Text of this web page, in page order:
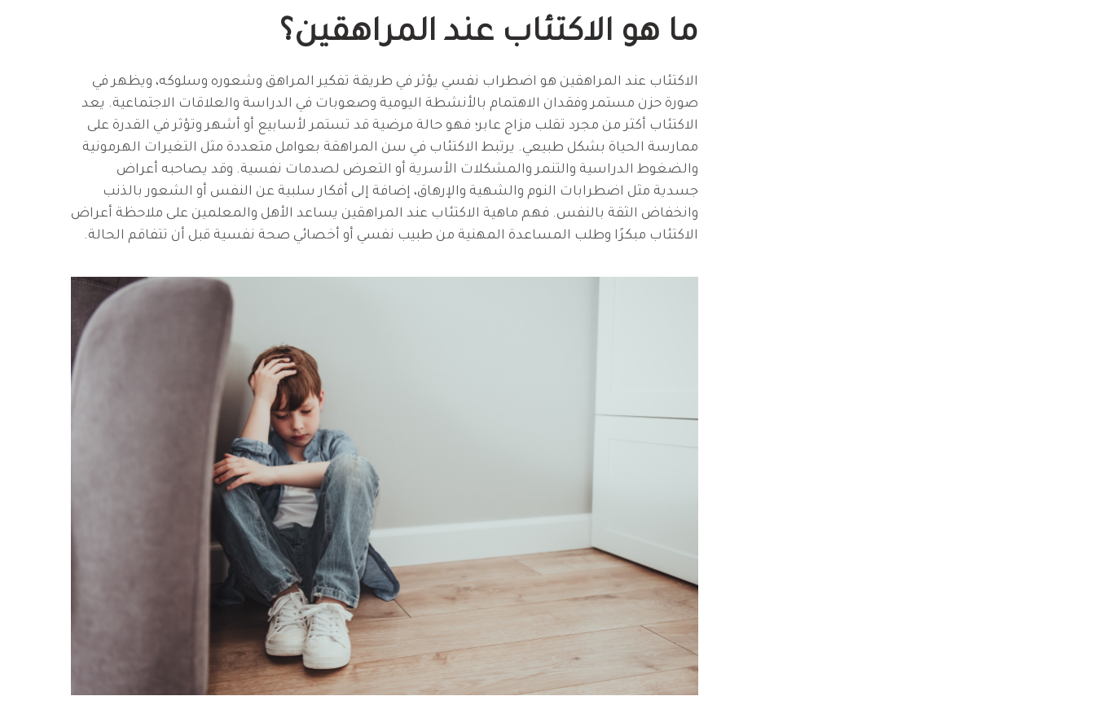
ما هو الاكتئاب عند المراهقين؟
الاكتئاب عند المراهقين هو اضطراب نفسي يؤثر في طريقة تفكير المراهق وشعوره وسلوكه، ويظهر في
صورة حزن مستمر وفقدان الاهتمام بالأنشطة اليومية وصعوبات في الدراسة والعلاقات الاجتماعية. يعد
الاكتئاب أكثر من مجرد تقلب مزاج عابر؛ فهو حالة مرضية قد تستمر لأسابيع أو أشهر وتؤثر في القدرة على
ممارسة الحياة بشكل طبيعي. يرتبط الاكتئاب في سن المراهقة بعوامل متعددة مثل التغيرات الهرمونية
والضغوط الدراسية والتنمر والمشكلات الأسرية أو التعرض لصدمات نفسية. وقد يصاحبه أعراض
جسدية مثل اضطرابات النوم والشهية والإرهاق، إضافة إلى أفكار سلبية عن النفس أو الشعور بالذنب
وانخفاض الثقة بالنفس. فهم ماهية الاكتئاب عند المراهقين يساعد الأهل والمعلمين على ملاحظة أعراض
الاكتئاب مبكرًا وطلب المساعدة المهنية من طبيب نفسي أو أخصائي صحة نفسية قبل أن تتفاقم الحالة.